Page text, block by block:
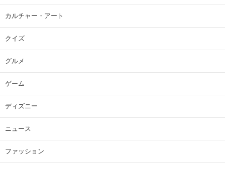
カルチャー・アート
クイズ
グルメ
ゲーム
ディズニー
ニュース
ファッション